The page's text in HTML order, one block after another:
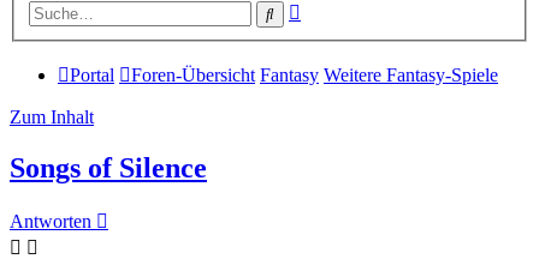
Suche
Portal Foren-Übersicht Fantasy Weitere Fantasy-Spiele
Zum Inhalt
Songs of Silence
Antworten